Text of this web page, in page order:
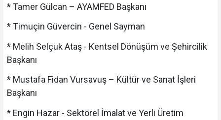
* Tamer Gülcan – AYAMFED Başkanı
* Timuçin Güvercin - Genel Sayman
* Melih Selçuk Ataş - Kentsel Dönüşüm ve Şehircilik
Başkanı
* Mustafa Fidan Vursavuş – Kültür ve Sanat İşleri
Başkanı
* Engin Hazar - Sektörel İmalat ve Yerli Üretim